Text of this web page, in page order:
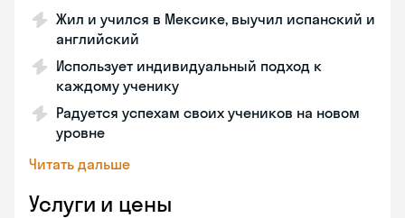
Жил и учился в Мексике, выучил испанский и
английский
Использует индивидуальный подход к
каждому ученику
Радуется успехам своих учеников на новом
уровне
Читать дальше
Услуги и цены